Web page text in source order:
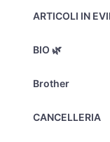
ARTICOLI IN
BIO 🌿
Brother
CANCELLERIA